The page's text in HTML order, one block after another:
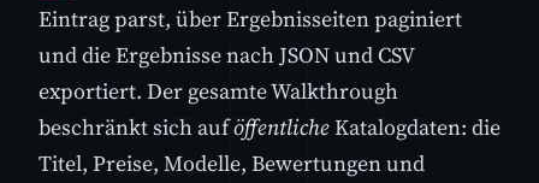
Eintrag parst, über Ergebnisseiten paginiert
und die Ergebnisse nach JSON und CSV
exportiert. Der gesamte Walkthrough
beschränkt sich auföffentlicheKatalogdaten: die
Titel, Preise, Modelle, Bewertungen und